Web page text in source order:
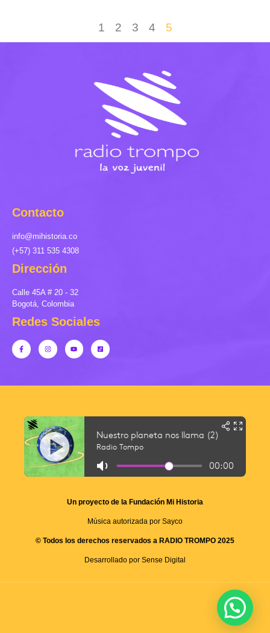
1 2 3 4 5
Contacto
info@mihistoria.co
(+57) 311 535 4308
Dirección
Calle 45A # 20 - 32
Bogotá, Colombia
Redes Sociales
Un proyecto de la Fundación Mi Historia
Música autorizada por Sayco
© Todos los derechos reservados a RADIO TROMPO 2025
Desarrollado por Sense Digital